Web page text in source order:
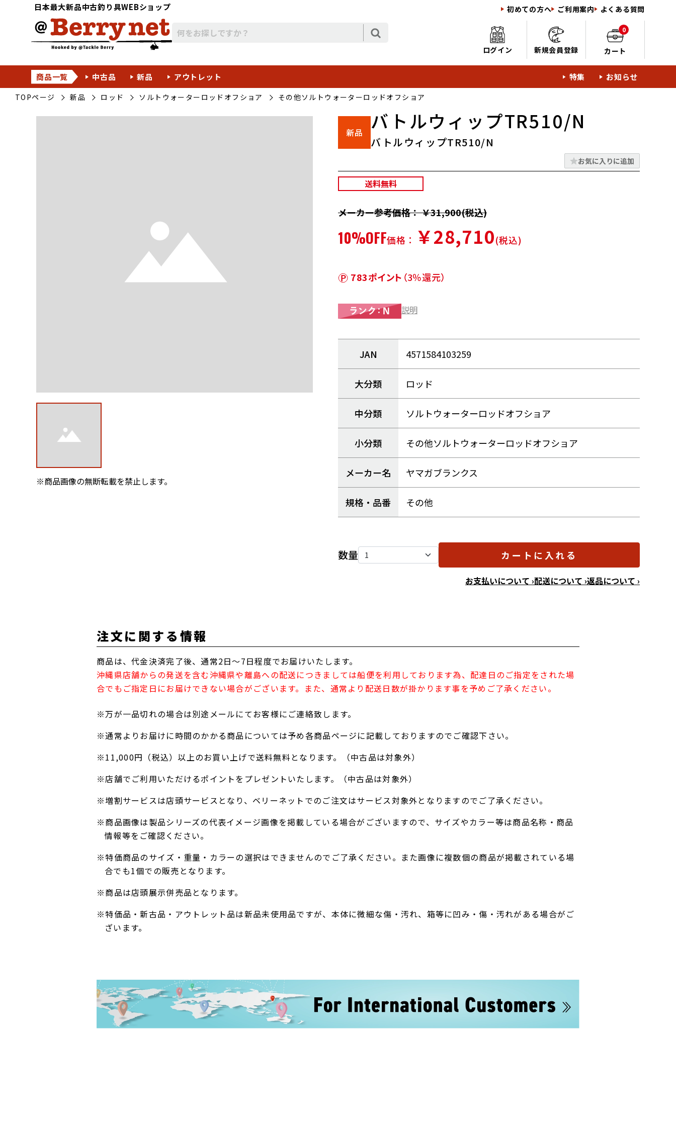
日本最大新品中古釣り具WEBショップ 初めての方へ ご利用案内 よくある質問
ログイン 新規会員登録
0
カート
商品一覧 中古品 新品 アウトレット 特集 お知らせ
TOPページ 新品 ロッド ソルトウォーターロッドオフショア その他ソルトウォーターロッドオフショア
※商品画像の無断転載を禁止します。
バトルウィップTR510/N
バトルウィップTR510/N
お気に入りに追加
送料無料
メーカー参考価格： ￥31,900(税込)
10%OFF価格： ￥28,710(税込)
783ポイント （3％還元）
説明
JAN 4571584103259
大分類 ロッド
中分類 ソルトウォーターロッドオフショア
小分類 その他ソルトウォーターロッドオフショア
メーカー名 ヤマガブランクス
規格・品番 その他
数量 カートに入れる
お支払いについて ›配送について ›返品について ›
注文に関する情報
商品は、代金決済完了後、通常2日～7日程度でお届けいたします。
沖縄県店舗からの発送を含む沖縄県や離島への配送につきましては船便を利用しております為、配達日のご指定をされた場
合でもご指定日にお届けできない場合がございます。また、通常より配送日数が掛かります事を予めご了承ください。
※万が一品切れの場合は別途メールにてお客様にご連絡致します。
※通常よりお届けに時間のかかる商品については予め各商品ページに記載しておりますのでご確認下さい。
※11,000円（税込）以上のお買い上げで送料無料となります。（中古品は対象外）
※店舗でご利用いただけるポイントをプレゼントいたします。（中古品は対象外）
※増割サービスは店頭サービスとなり、ベリーネットでのご注文はサービス対象外となりますのでご了承ください。
※商品画像は製品シリーズの代表イメージ画像を掲載している場合がございますので、サイズやカラー等は商品名称・商品
情報等をご確認ください。
※特価商品のサイズ・重量・カラーの選択はできませんのでご了承ください。また画像に複数個の商品が掲載されている場
合でも1個での販売となります。
※商品は店頭展示併売品となります。
※特価品・新古品・アウトレット品は新品未使用品ですが、本体に微細な傷・汚れ、箱等に凹み・傷・汚れがある場合がご
ざいます。